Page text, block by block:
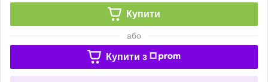
Купити
або
Купити з